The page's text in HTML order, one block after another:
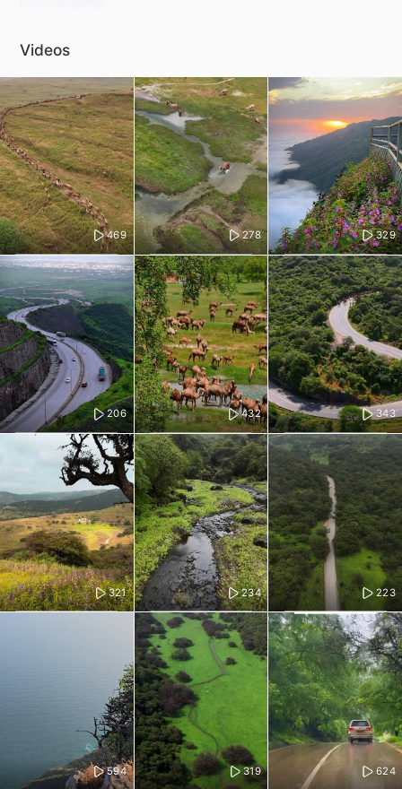
Videos
469 278 329
206 432 343
321 234 223
594 319 624